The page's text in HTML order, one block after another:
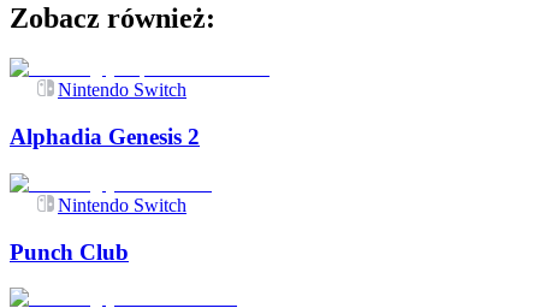
Zobacz również:
Nintendo Switch
Alphadia Genesis 2
Nintendo Switch
Punch Club